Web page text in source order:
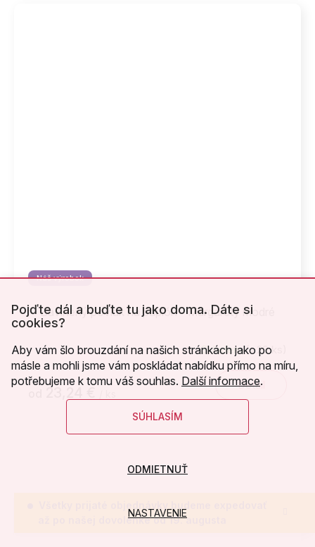
Pojďte dál a buďte tu jako doma. Dáte si
cookies?
Aby vám šlo brouzdání na našich stránkách jako po
másle a mohli jsme vám poskládat nabídku přímo na míru,
potřebujeme k tomu váš souhlas. Další informace.
SÚHLASÍM
NASTAVENIE
ODMIETNUŤ
až po našej dovolenke od 19. augusta
Náš výrobok
Bavlnený povlak na paplón - Margaréty modré
Skladem(>20 ks)
23,24 € Detail